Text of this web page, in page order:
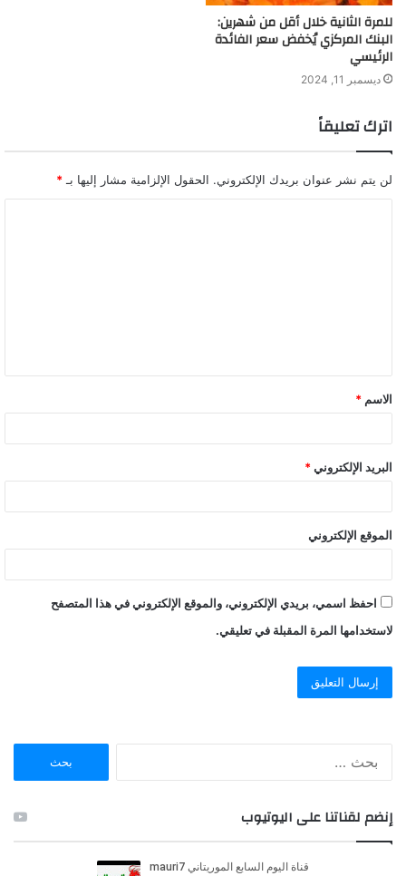
للمرة الثانية خلال أقل من شهرين:
البنك المركزي يُخفض سعر الفائدة
الرئيسي
ديسمبر 11, 2024
اترك تعليقاً
لن يتم نشر عنوان بريدك الإلكتروني. الحقول الإلزامية مشار إليها بـ *
ق
*
الاسم *
البريد الإلكتروني *
الموقع الإلكتروني
احفظ اسمي، بريدي الإلكتروني، والموقع الإلكتروني في هذا المتصفح
لاستخدامها المرة المقبلة في تعليقي.
ن
إنضم لقناتنا على اليوتيوب